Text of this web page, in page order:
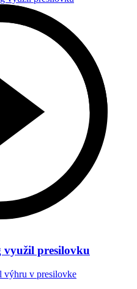
presilovku
výhru v presilovke